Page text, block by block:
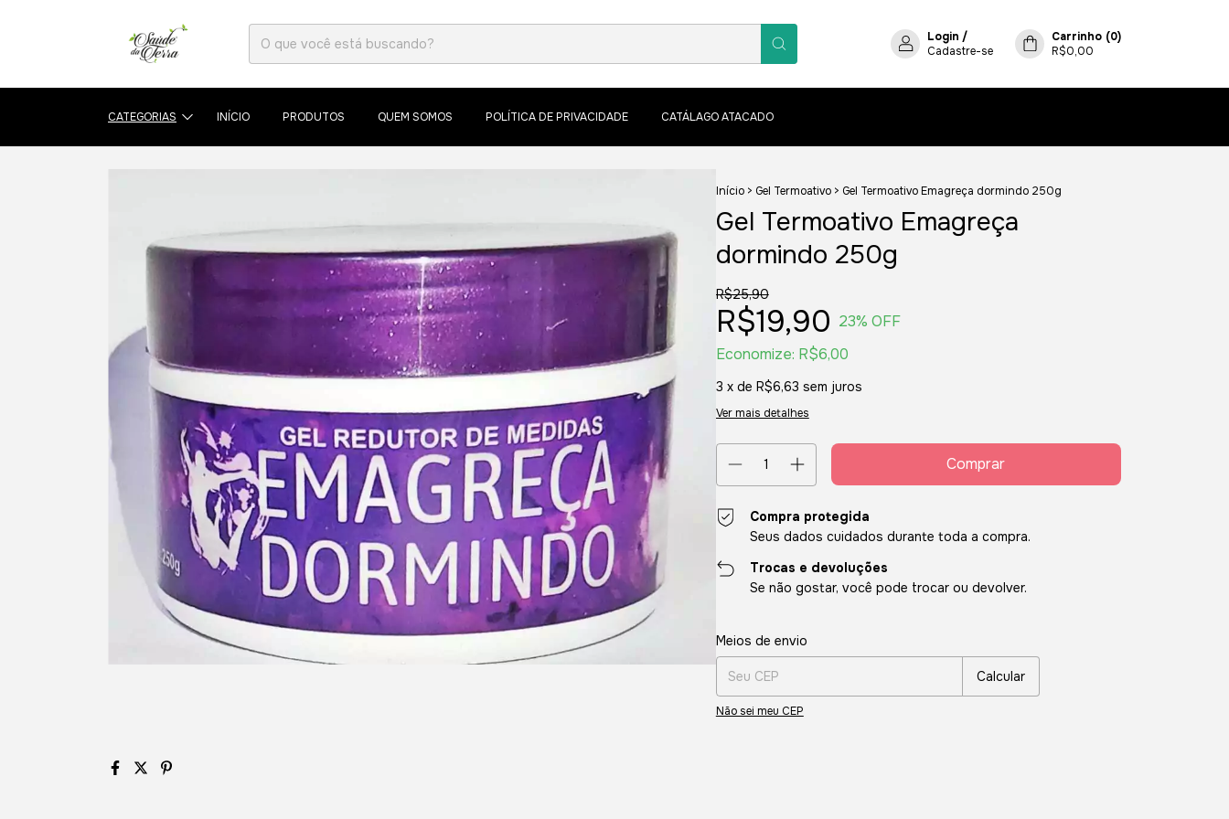
Login /
Cadastre-se
Carrinho (0)
R$0,00
CATEGORIAS INÍCIO PRODUTOS QUEM SOMOS POLÍTICA DE PRIVACIDADE CATÁLAGO ATACADO
Início > Gel Termoativo > Gel Termoativo Emagreça dormindo 250g
Gel Termoativo Emagreça
dormindo 250g
R$25,90
R$19,90 23% OFF
Economize: R$6,00
3 x de R$6,63 sem juros
Ver mais detalhes
Compra protegida
Seus dados cuidados durante toda a compra.
Trocas e devoluções
Se não gostar, você pode trocar ou devolver.
Entregas para o CEP:
Meios de envio
Calcular
Não sei meu CEP